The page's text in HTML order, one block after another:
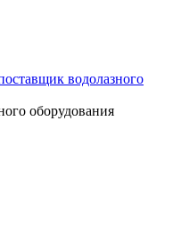
оборудования